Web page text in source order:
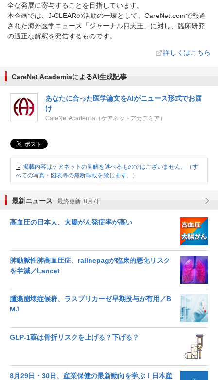
全な発展に寄与することを目指しています。
本企画では、J-CLEARの活動の一環として、CareNet.comで報道
された海外医学ニュース「ジャーナル四天王」に対し、臨床研究
の適正な解釈を発信するものです。
詳しくはこちら
CareNet AcademiaによるAI生成記事
あなたに合った医学論文をAIがニュース形式でお届
け
CareNet Academia（ケアネットアカデミア）
掲載内容はケアネットの見解を述べるものではございません。（す
べての写真・図表等の無断転載を禁じます。）
最新ニュース 最終更新 8月7日
高血圧の日本人、大腸がん発症率が高い
肺動脈性肺高血圧症、ralinepagが臨床的悪化リスク
を半減／Lancet
腫瘍崩壊症候群、ラスブリカーゼ早期投与が有用／B
MJ
GLP-1薬は骨折リスクを上げる？下げる？
8月29日・30日、産業保健の最新動向を学ぶ！日本産